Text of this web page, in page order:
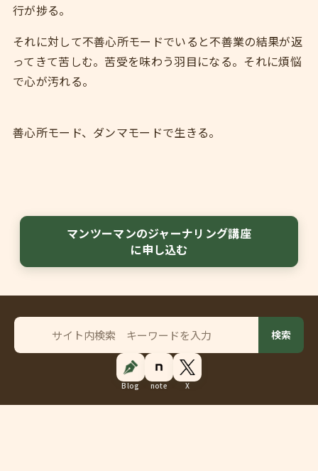
行が捗る。
それに対して不善心所モードでいると不善業の結果が返
ってきて苦しむ。苦受を味わう羽目になる。それに煩悩
で心が汚れる。
善心所モード、ダンマモードで生きる。
マンツーマンのジャーナリング講座
に申し込む
ト
内
検
検索
Blog note X